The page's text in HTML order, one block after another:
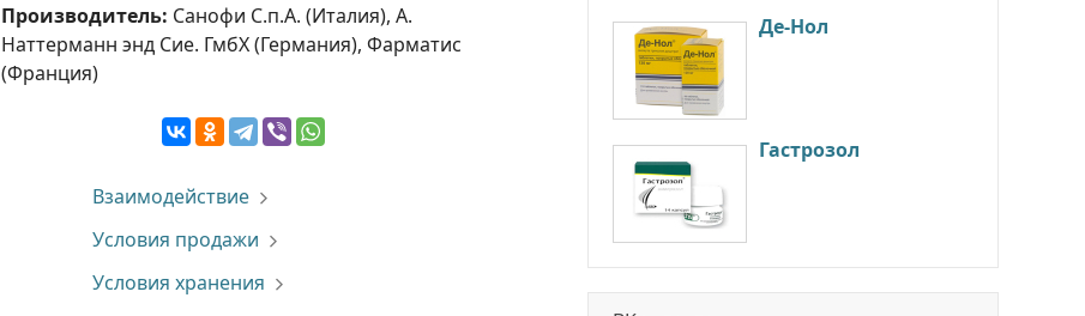
Производитель: Санофи С.п.А. (Италия), А.
Наттерманн энд Сие. ГмбХ (Германия), Фарматис
(Франция)
Взаимодействие
Условия продажи
Условия хранения
Де-Нол
Гастрозол